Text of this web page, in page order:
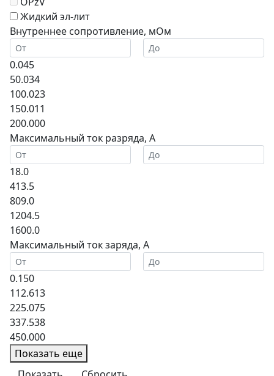
Жидкий эл-лит
Внутреннее сопротивление, мОм
0.045
50.034
100.023
150.011
200.000
Максимальный ток разряда, А
18.0
413.5
809.0
1204.5
1600.0
Максимальный ток заряда, А
0.150
112.613
225.075
337.538
450.000
Показать еще